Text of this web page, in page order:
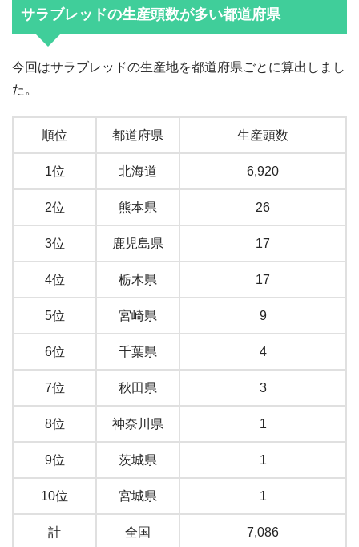
サラブレッドの生産頭数が多い都道府県
今回はサラブレッドの生産地を都道府県ごとに算出しまし
た。
順位 都道府県 生産頭数
1位 北海道 6,920
2位 熊本県 26
3位 鹿児島県 17
4位 栃木県 17
5位 宮崎県 9
6位 千葉県 4
7位 秋田県 3
8位 神奈川県 1
9位 茨城県 1
10位 宮城県 1
計 全国 7,086